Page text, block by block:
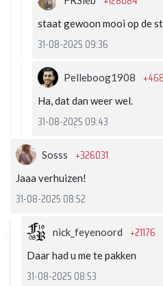
staat gewoon mooi op de
31-08-2025 09:36
Pelleboog1908
Ha, dat dan weer wel.
31-08-2025 09:43
Sosss +326031
Jaaa verhuizen!
31-08-2025 08:52
nick_feyenoord +21176
Daar had u me te pakken
31-08-2025 08:53